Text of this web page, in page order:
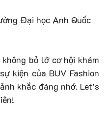
Đại học Anh Quốc
bỏ lỡ cơ hội khám
kiện của BUV Fashion
khắc đáng nhớ. Let’s